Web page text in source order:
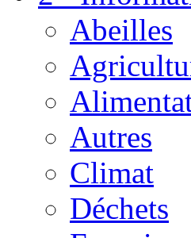
Abeilles
Autres
Climat
Déchets